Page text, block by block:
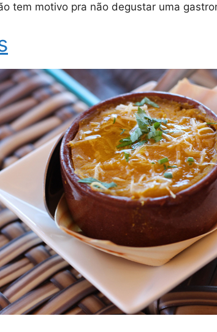
tem motivo pra não degustar uma